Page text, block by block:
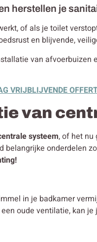
herstellen je
of als je toilet
en blijvende,
van afvoerbuizen
VRIJBLIJVENDE
van
systeem, of het nu
belangrijke onderdelen
in je badkamer
oude ventilatie, kan